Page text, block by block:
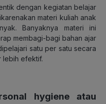
dengan kegiatan belajar
materi kuliah anak
Banyaknya materi ini
membagi-bagi bahan ajar
satu per satu secara
lebih efektif.
hygiene atau